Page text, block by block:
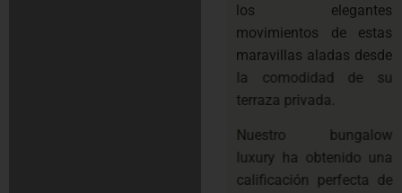
los elegantes
movimientos de estas
maravillas aladas desde
la comodidad de su
terraza privada.
Nuestro bungalow
luxury ha obtenido una
calificación perfecta de